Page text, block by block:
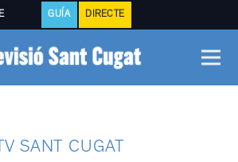
GUÍA DIRECTE
TV SANT CUGAT